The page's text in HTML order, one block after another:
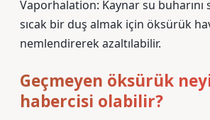
Vaporhalation: Kaynar su buharını
sıcak bir duş almak için öksürük
nemlendirerek azaltılabilir.
Geçmeyen öksürük
habercisi olabilir?